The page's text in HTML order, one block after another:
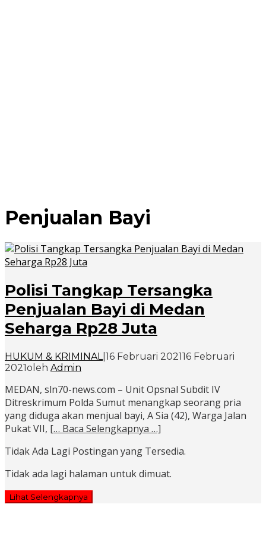
Penjualan Bayi
Polisi Tangkap Tersangka
Penjualan Bayi di Medan
Seharga Rp28 Juta
HUKUM & KRIMINAL| 16 Februari 202116 Februari
2021oleh Admin
MEDAN, sln70-news.com – Unit Opsnal Subdit IV
Ditreskrimum Polda Sumut menangkap seorang pria
yang diduga akan menjual bayi, A Sia (42), Warga Jalan
Pukat VII, [… Baca Selengkapnya …]
Tidak Ada Lagi Postingan yang Tersedia.
Tidak ada lagi halaman untuk dimuat.
Lihat Selengkapnya